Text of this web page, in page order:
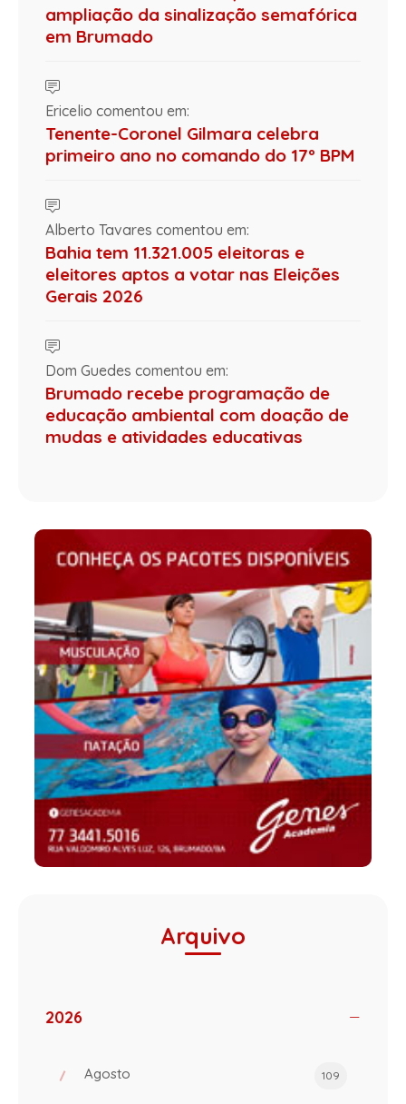
ampliação da sinalização semafórica
em Brumado
Ericelio comentou em:
Tenente-Coronel Gilmara celebra
primeiro ano no comando do 17º BPM
Alberto Tavares comentou em:
Bahia tem 11.321.005 eleitoras e
eleitores aptos a votar nas Eleições
Gerais 2026
Dom Guedes comentou em:
Brumado recebe programação de
educação ambiental com doação de
mudas e atividades educativas
Arquivo
2026
Agosto 109